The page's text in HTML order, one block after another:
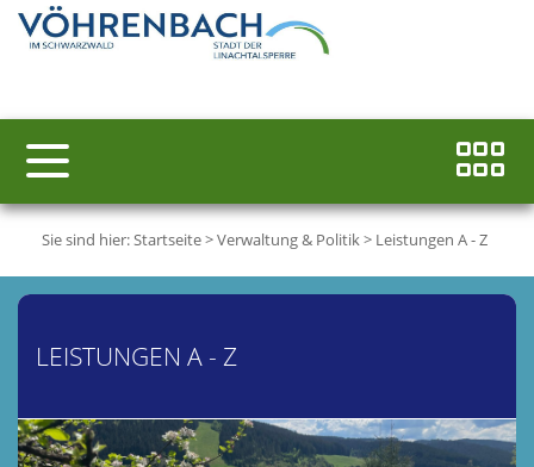
Sie sind hier:Startseite>Verwaltung & Politik> Leistungen A - Z
LEISTUNGEN A - Z